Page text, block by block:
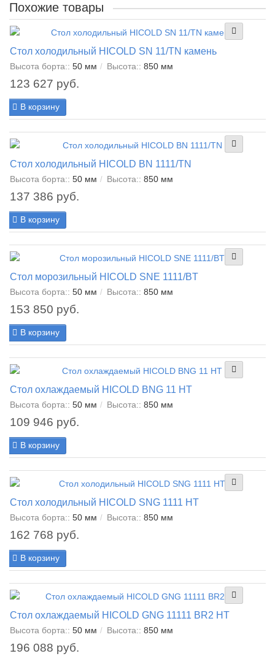
Похожие товары
Стол холодильный HICOLD SN 11/TN камень
Высота борта:: 50 мм Высота:: 850 мм
123 627 руб.
В корзину
Стол холодильный HICOLD BN 1111/TN
Высота борта:: 50 мм Высота:: 850 мм
137 386 руб.
В корзину
Стол морозильный HICOLD SNE 1111/BT
Высота борта:: 50 мм Высота:: 850 мм
153 850 руб.
В корзину
Стол охлаждаемый HICOLD BNG 11 HT
Высота борта:: 50 мм Высота:: 850 мм
109 946 руб.
В корзину
Стол холодильный HICOLD SNG 1111 HT
Высота борта:: 50 мм Высота:: 850 мм
162 768 руб.
В корзину
Стол охлаждаемый HICOLD GNG 11111 BR2 HT
Высота борта:: 50 мм Высота:: 850 мм
196 088 руб.